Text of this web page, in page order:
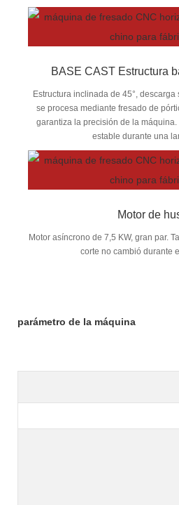
BASE CAST Estructura
Estructura inclinada de 45°,
se procesa mediante fresado de
garantiza la precisión de la
estable durante una
Motor de
Motor asíncrono de 7,5 KW, gran par.
corte no cambió durante
parámetro de la máquina